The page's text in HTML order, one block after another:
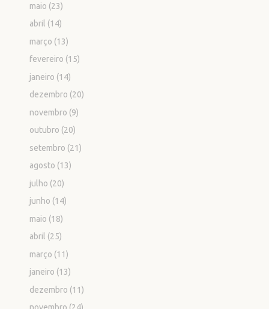
maio (23)
abril (14)
março (13)
fevereiro (15)
janeiro (14)
dezembro (20)
novembro (9)
outubro (20)
setembro (21)
agosto (13)
julho (20)
junho (14)
maio (18)
abril (25)
março (11)
janeiro (13)
dezembro (11)